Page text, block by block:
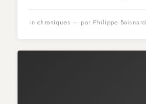
in chroniques — par Philippe Boisnard